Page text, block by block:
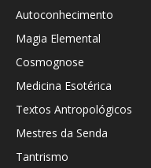
Autoconhecimento
Magia Elemental
Cosmognose
Medicina Esotérica
Textos Antropológicos
Mestres da Senda
Tantrismo